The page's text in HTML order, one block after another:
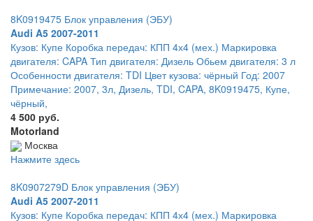
8K0919475 Блок управления (ЭБУ)
Audi A5 2007-2011
Кузов: Купе Коробка передач: КПП 4х4 (мех.) Маркировка
двигателя: CAPA Тип двигателя: Дизель Обьем двигателя: 3 л
Особенности двигателя: TDI Цвет кузова: чёрный Год: 2007
Примечание: 2007, 3л, Дизель, TDI, CAPA, 8K0919475, Купе,
чёрный,
4 500 руб.
Motorland
Москва
Нажмите здесь
8K0907279D Блок управления (ЭБУ)
Audi A5 2007-2011
Кузов: Купе Коробка передач: КПП 4х4 (мех.) Маркировка